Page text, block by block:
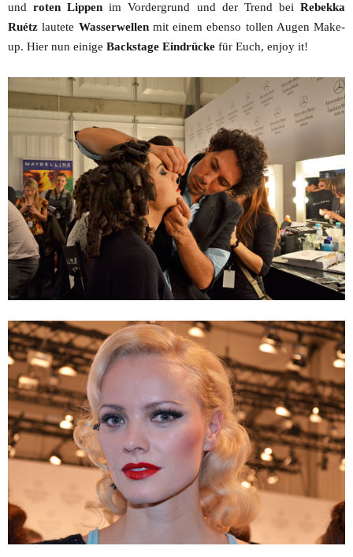
undroten Lippen im Vordergrund und der Trend beiRebekka
Ruétz lautete Wasserwellenmit einem ebenso tollen Augen Make-
up. Hier nun einige Backstage Eindrücke für Euch, enjoy it!